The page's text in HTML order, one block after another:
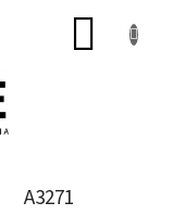
A3271